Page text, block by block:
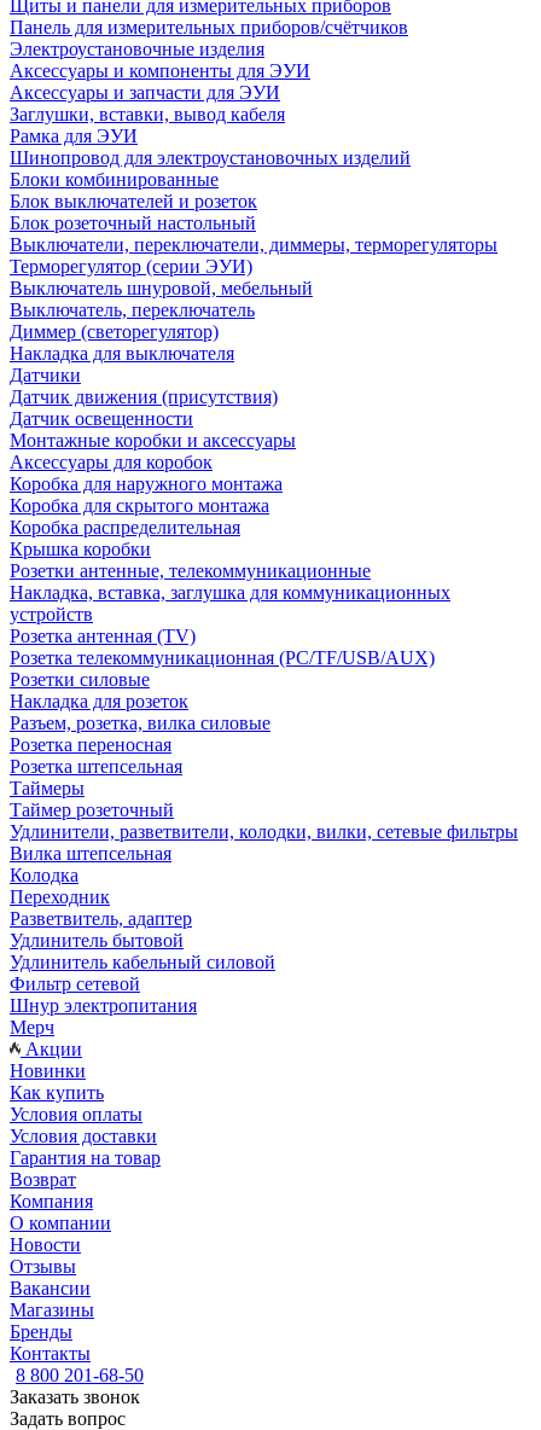
Щиты и панели для измерительных приборов
Панель для измерительных приборов/счётчиков
Электроустановочные изделия
Аксессуары и компоненты для ЭУИ
Аксессуары и запчасти для ЭУИ
Заглушки, вставки, вывод кабеля
Рамка для ЭУИ
Шинопровод для электроустановочных изделий
Блоки комбинированные
Блок выключателей и розеток
Блок розеточный настольный
Выключатели, переключатели, диммеры, терморегуляторы
Терморегулятор (серии ЭУИ)
Выключатель шнуровой, мебельный
Выключатель, переключатель
Диммер (светорегулятор)
Накладка для выключателя
Датчики
Датчик движения (присутствия)
Датчик освещенности
Монтажные коробки и аксессуары
Аксессуары для коробок
Коробка для наружного монтажа
Коробка для скрытого монтажа
Коробка распределительная
Крышка коробки
Розетки антенные, телекоммуникационные
Накладка, вставка, заглушка для коммуникационных
устройств
Розетка антенная (TV)
Розетка телекоммуникационная (PC/TF/USB/AUX)
Розетки силовые
Накладка для розеток
Разъем, розетка, вилка силовые
Розетка переносная
Розетка штепсельная
Таймеры
Таймер розеточный
Удлинители, разветвители, колодки, вилки, сетевые фильтры
Вилка штепсельная
Колодка
Переходник
Разветвитель, адаптер
Удлинитель бытовой
Удлинитель кабельный силовой
Фильтр сетевой
Шнур электропитания
Мерч
Акции
Новинки
Как купить
Условия оплаты
Условия доставки
Гарантия на товар
Возврат
Компания
О компании
Новости
Отзывы
Вакансии
Магазины
Бренды
Контакты
8 800 201-68-50
Заказать звонок
Задать вопрос